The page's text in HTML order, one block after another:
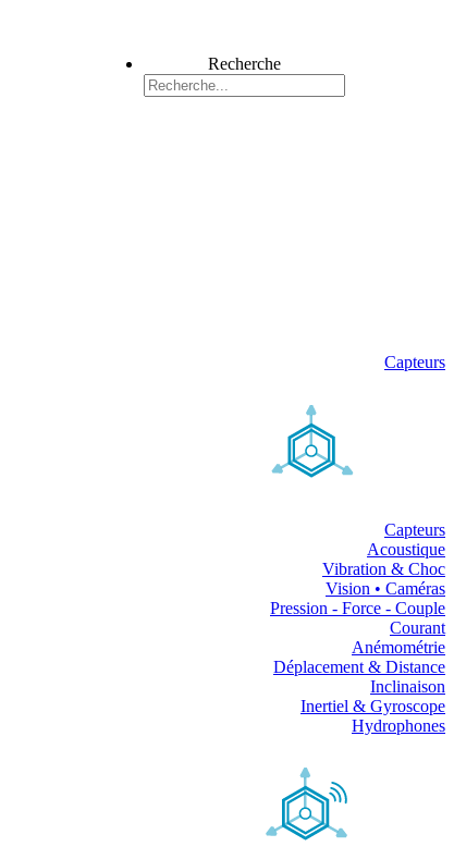
Recherche
Capteurs
Capteurs
Acoustique
Vibration & Choc
Vision • Caméras
Pression - Force - Couple
Courant
Anémométrie
Déplacement & Distance
Inclinaison
Inertiel & Gyroscope
Hydrophones